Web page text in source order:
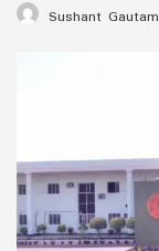
Sushant Gautam